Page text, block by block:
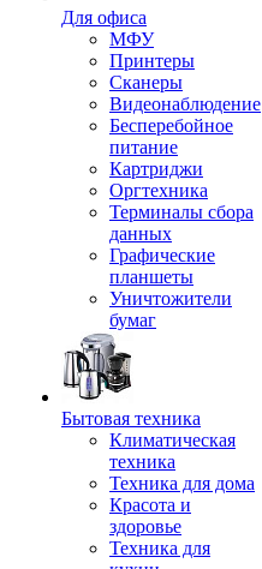
Для офиса
МФУ
Принтеры
Сканеры
Видеонаблюдение
Бесперебойное
питание
Картриджи
Оргтехника
Терминалы сбора
данных
Графические
планшеты
Уничтожители
бумаг
Бытовая техника
Климатическая
техника
Техника для дома
Красота и
здоровье
Техника для